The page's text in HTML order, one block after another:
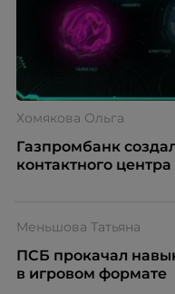
Хомякова Ольга
Газпромбанк
контактного центра
Меньшова Татьяна
ПСБ прокачал
в игровом формате